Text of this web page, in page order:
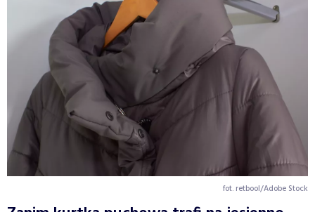
fot. retbool/Adobe Stock